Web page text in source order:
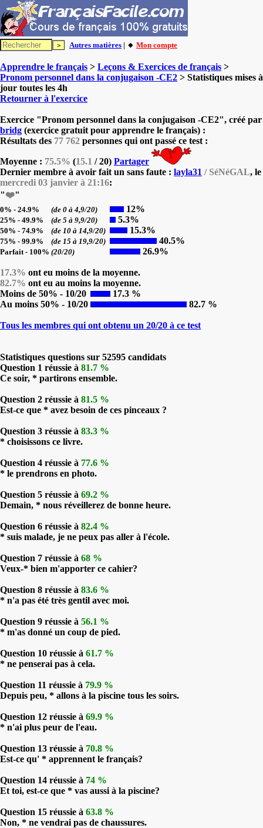
Autres matières | 🔸 Mon compte
Apprendre le français > Leçons & Exercices de français >
Pronom personnel dans la conjugaison -CE2 > Statistiques mises à
jour toutes les 4h
Retourner à l'exercice
Exercice "Pronom personnel dans la conjugaison -CE2", créé par
bridg (exercice gratuit pour apprendre le français) :
Résultats des 77 762 personnes qui ont passé ce test :
Moyenne : 75.5% (15.1 / 20) Partager
Dernier membre à avoir fait un sans faute : layla31 / SéNéGAL, le
mercredi 03 janvier à 21:16:
"❤️"
0% - 24.9% (de 0 à 4,9/20) 12%
25% - 49.9% (de 5 à 9,9/20) 5.3%
50% - 74.9% (de 10 à 14,9/20) 15.3%
75% - 99.9% (de 15 à 19,9/20) 40.5%
Parfait - 100% (20/20) 26.9%
17.3% ont eu moins de la moyenne.
82.7% ont eu au moins la moyenne.
Moins de 50% - 10/20
17.3 %
Au moins 50% - 10/20
82.7 %
Tous les membres qui ont obtenu un 20/20 à ce test
Statistiques questions sur 52595 candidats
Question 1 réussie à 81.7 %
Ce soir, * partirons ensemble.
Question 2 réussie à 81.5 %
Est-ce que * avez besoin de ces pinceaux ?
Question 3 réussie à 83.3 %
* choisissons ce livre.
Question 4 réussie à 77.6 %
* le prendrons en photo.
Question 5 réussie à 69.2 %
Demain, * nous réveillerez de bonne heure.
Question 6 réussie à 82.4 %
* suis malade, je ne peux pas aller à l'école.
Question 7 réussie à 68 %
Veux-* bien m'apporter ce cahier?
Question 8 réussie à 83.6 %
* n'a pas été très gentil avec moi.
Question 9 réussie à 56.1 %
* m'as donné un coup de pied.
Question 10 réussie à 61.7 %
* ne penserai pas à cela.
Question 11 réussie à 79.9 %
Depuis peu, * allons à la piscine tous les soirs.
Question 12 réussie à 69.9 %
* n'ai plus peur de l'eau.
Question 13 réussie à 70.8 %
Est-ce qu' * apprennent le français?
Question 14 réussie à 74 %
Et toi, est-ce que * vas aussi à la piscine?
Question 15 réussie à 63.8 %
Non, * ne vendrai pas de chaussures.